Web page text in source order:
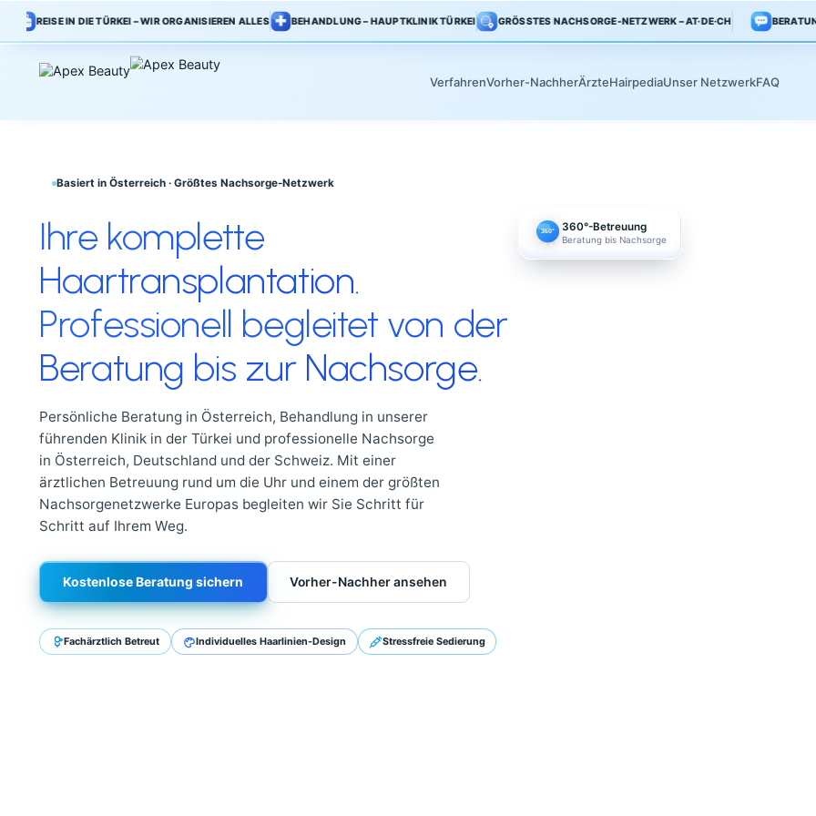
REISE IN DIE TÜRKEI – WIR ORGANISIEREN ALLES BEHANDLUNG – HAUPTKLINIK TÜRKEI GRÖSSTES NACHSORGE-NETZWERK – AT·DE·CH
VerfahrenVorher-NachherÄrzteHairpediaUnser
Ihre komplette
Haartransplantation.
Professionell begleitet von der
Beratung bis zur Nachsorge.
Persönliche Beratung in Österreich, Behandlung in unserer
führenden Klinik in der Türkei und professionelle Nachsorge
in Österreich, Deutschland und der Schweiz. Mit einer
ärztlichen Betreuung rund um die Uhr und einem der größten
Nachsorgenetzwerke Europas begleiten wir Sie Schritt für
Schritt auf Ihrem Weg.
Kostenlose Beratung sichern Vorher-Nachher ansehen
360°-Betreuung
Beratung bis Nachsorge